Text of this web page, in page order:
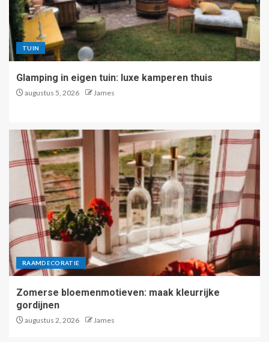
TUIN
Glamping in eigen tuin: luxe kamperen thuis
augustus 5, 2026 James
RAAMDECORATIE
Zomerse bloemenmotieven: maak kleurrijke
gordijnen
augustus 2, 2026 James